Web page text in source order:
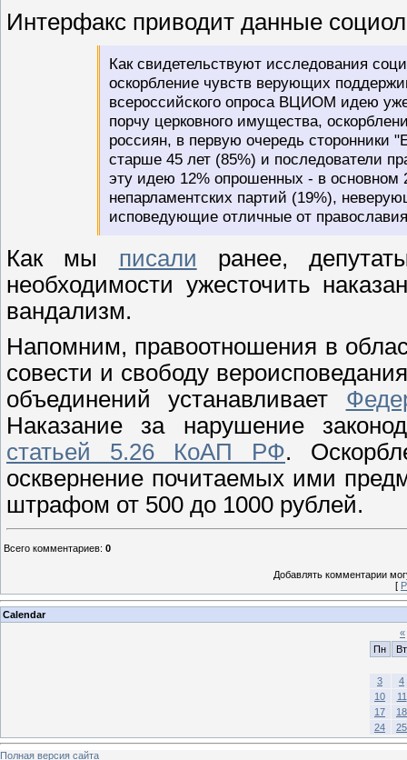
Интерфакс приводит данные
Как свидетельствуют исследования
оскорбление чувств верующих
всероссийского опроса ВЦИОМ идею
порчу церковного имущества,
россиян, в первую очередь сторонники
старше 45 лет (85%) и последователи
эту идею 12% опрошенных - в основном
непарламентских партий (19%),
исповедующие отличные от
Как мы писали ранее,
необходимости ужесточить
вандализм.
Напомним, правоотношения в
совести и свободу
объединений устанавливает
Наказание за нарушение
статьей 5.26 КоАП РФ.
осквернение почитаемых ими
штрафом от 500 до 1000 рублей.
Всего комментариев: 0
Добавлять комментарии
[
Calendar
«
Пн
Вт
3
4
10
11
17
18
24
25
Полная версия сайта